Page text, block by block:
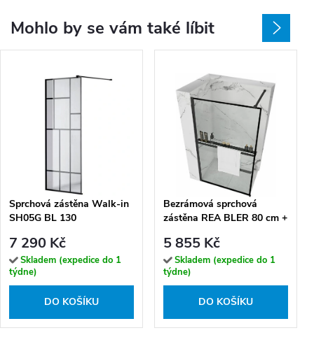
Mohlo by se vám také líbit
Sprchová zástěna Walk-in
SH05G BL 130
vaničky
7 290 Kč
Skladem (expedice do 1
týdne)
DO KOŠÍKU
Bezrámová sprchová
zástěna REA BLER 80 cm +
černá/transparent - bez
vaničky
5 855 Kč
Skladem (expedice do 1
týdne)
DO KOŠÍKU